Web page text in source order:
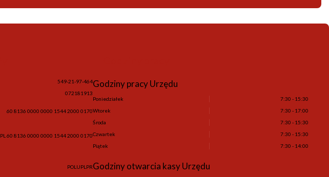
549-21-97-464
072181913
60 8136 0000 0000 1544 2000 0170
PL 60 8136 0000 0000 1544 2000 0170
POLUPLPR
Godziny pracy Urzędu
Poniedziałek
7:30 - 15:30
Wtorek
7:30 - 17:00
Środa
7:30 - 15:30
Czwartek
7:30 - 15:30
Piątek
7:30 - 14:00
Godziny otwarcia kasy Urzędu